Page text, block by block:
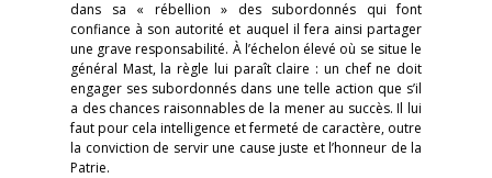
dans sa « rébellion » des subordonnés qui font
confiance à son autorité et auquel il fera ainsi partager
une grave responsabilité. À l’échelon élevé où se situe le
général Mast, la règle lui paraît claire : un chef ne doit
engager ses subordonnés dans une telle action que s’il
a des chances raisonnables de la mener au succès. Il lui
faut pour cela intelligence et fermeté de caractère, outre
la conviction de servir une cause juste et l’honneur de la
Patrie.